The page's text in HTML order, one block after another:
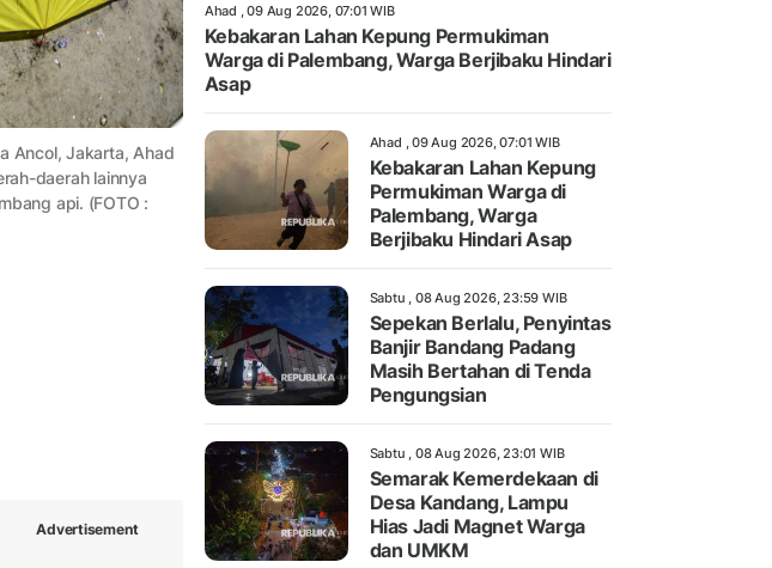
Ancol, Jakarta, Ahad
daerah lainnya
api. (FOTO :
Advertisement
Ahad , 09 Aug 2026, 07:01 WIB
Kebakaran Lahan Kepung Permukiman
Warga di Palembang, Warga Berjibaku Hindari
Asap
Ahad , 09 Aug 2026, 07:01 WIB
Kebakaran Lahan Kepung
Permukiman Warga di
Palembang, Warga
Berjibaku Hindari Asap
Sabtu , 08 Aug 2026, 23:59 WIB
Sepekan Berlalu, Penyintas
Banjir Bandang Padang
Masih Bertahan di Tenda
Pengungsian
Sabtu , 08 Aug 2026, 23:01 WIB
Semarak Kemerdekaan di
Desa Kandang, Lampu
Hias Jadi Magnet Warga
dan UMKM